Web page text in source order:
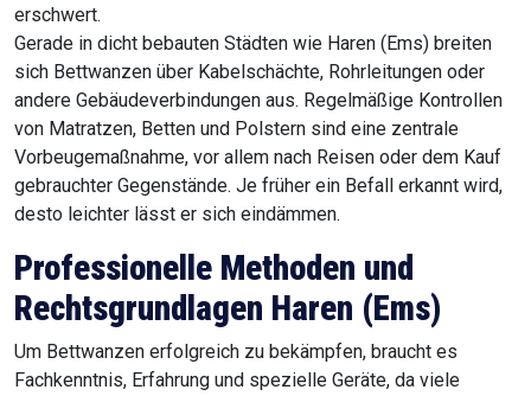
erschwert.
Gerade in dicht bebauten Städten wie Haren (Ems) breiten
sich Bettwanzen über Kabelschächte, Rohrleitungen oder
andere Gebäudeverbindungen aus. Regelmäßige Kontrollen
von Matratzen, Betten und Polstern sind eine zentrale
Vorbeugemaßnahme, vor allem nach Reisen oder dem Kauf
gebrauchter Gegenstände. Je früher ein Befall erkannt wird,
desto leichter lässt er sich eindämmen.
Professionelle Methoden und
Rechtsgrundlagen Haren (Ems)
Um Bettwanzen erfolgreich zu bekämpfen, braucht es
Fachkenntnis, Erfahrung und spezielle Geräte, da viele